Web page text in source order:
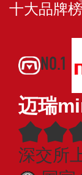
十大品牌榜
NO.1
迈瑞
深交所